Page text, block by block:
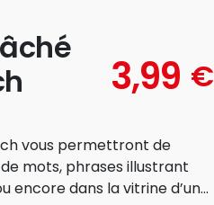
3,99 €
vous permettront de
mots, phrases illustrant
dans la vitrine d’un...